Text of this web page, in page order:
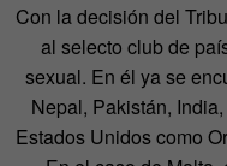
Con la decisión del
al selecto club de
sexual. En él ya se
Nepal, Pakistán,
Estados Unidos como